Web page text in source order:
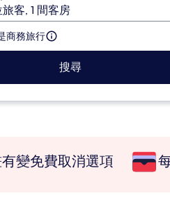
客, 1 間客房
商務旅行
搜尋
變免費取消選項